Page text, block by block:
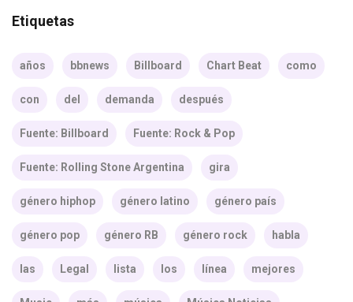
Etiquetas
años bbnews Billboard Chart Beat como
con del demanda después
Fuente: Billboard Fuente: Rock & Pop
Fuente: Rolling Stone Argentina gira
género hiphop género latino género país
género pop género RB género rock habla
las Legal lista los línea mejores